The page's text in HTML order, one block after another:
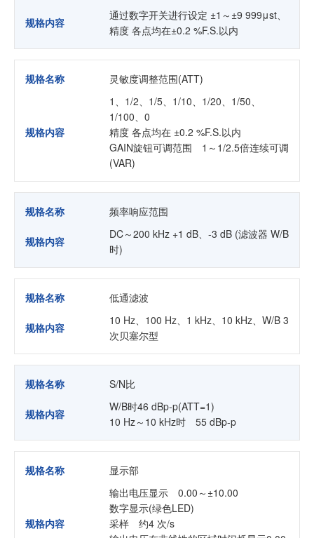
规格内容
通过数字开关进行设定 ±1～±9 999μst、
精度 各点均在±0.2 %F.S.以内
规格名称 灵敏度调整范围(ATT)
规格内容
1、1/2、1/5、1/10、1/20、1/50、
1/100、0
精度 各点均在 ±0.2 %F.S.以内
GAIN旋钮可调范围 1～1/2.5倍连续可调
(VAR)
规格名称 频率响应范围
规格内容
DC～200 kHz +1 dB、-3 dB (滤波器 W/B
时)
规格名称 低通滤波
规格内容
10 Hz、100 Hz、1 kHz、10 kHz、W/B 3
次贝塞尔型
规格名称 S/N比
规格内容
W/B时46 dBp-p(ATT=1)
10 Hz～10 kHz时 55 dBp-p
规格名称 显示部
规格内容
输出电压显示 0.00～±10.00
数字显示(绿色LED)
采样 约4 次/s